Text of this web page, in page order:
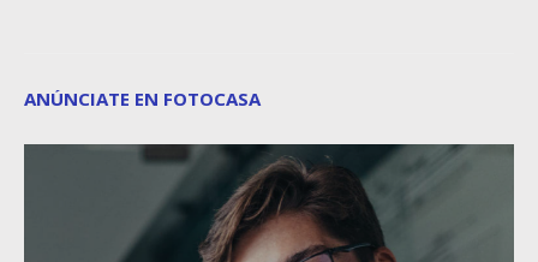
ANÚNCIATE EN FOTOCASA